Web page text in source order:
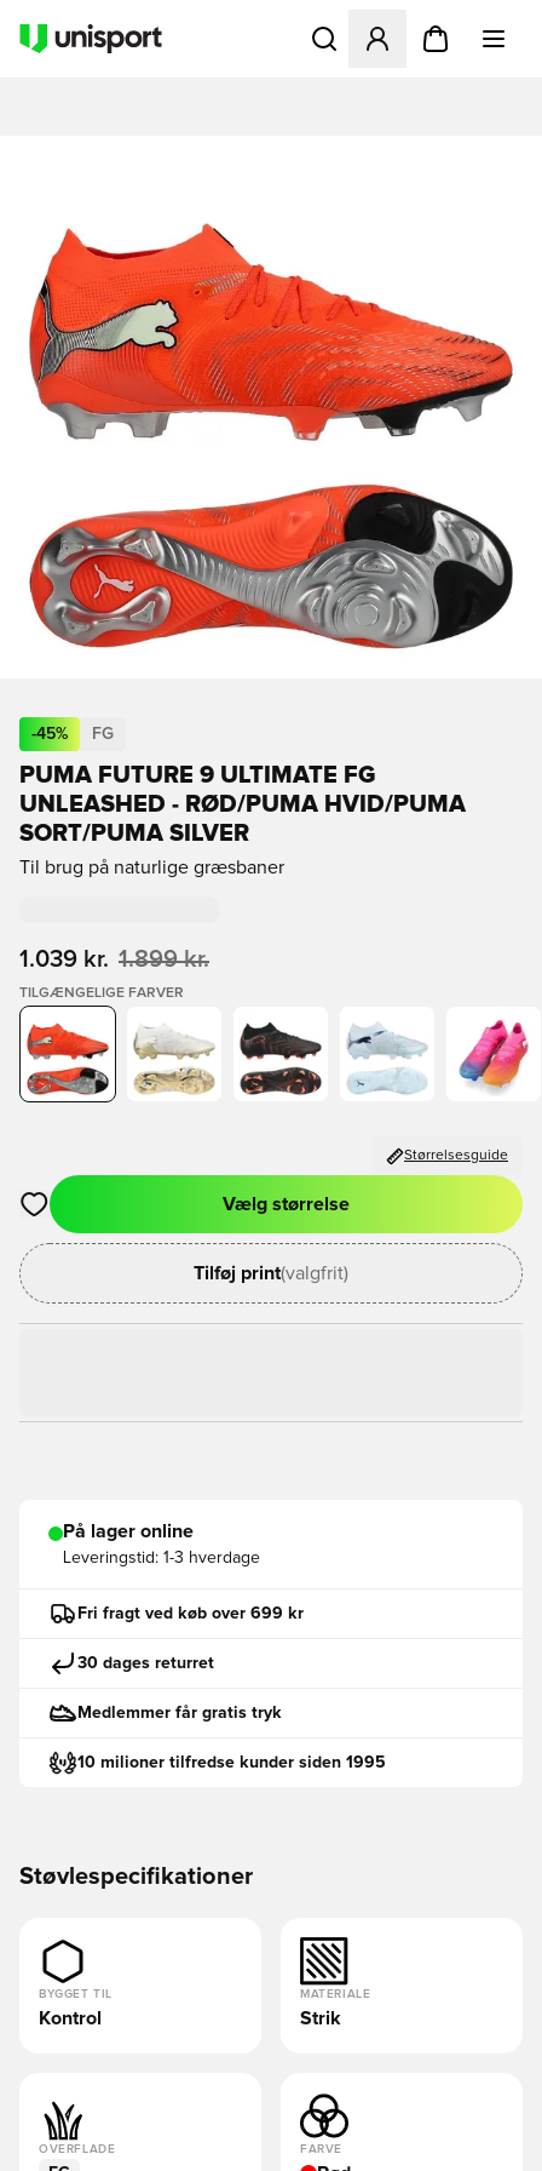
Åbner en Modal til at
-45% FG
PUMA FUTURE 9 ULTIMATE FG
UNLEASHED - RØD/PUMA HVID/PUMA
SORT/PUMA SILVER
Til brug på naturlige græsbaner
1.039 kr. 1.899 kr.
TILGÆNGELIGE FARVER
Størrelsesguide
Åbner en Modal til at logge ind eller tilmelde dig som medlem
Vælg størrelse
Tilføj print(valgfrit)
På lager online
Leveringstid: 1-3 hverdage
Fri fragt ved køb over 699 kr
30 dages returret
Medlemmer får gratis tryk
10 milioner tilfredse kunder siden 1995
Støvlespecifikationer
BYGGET TIL
Kontrol
MATERIALE
Strik
OVERFLADE FARVE